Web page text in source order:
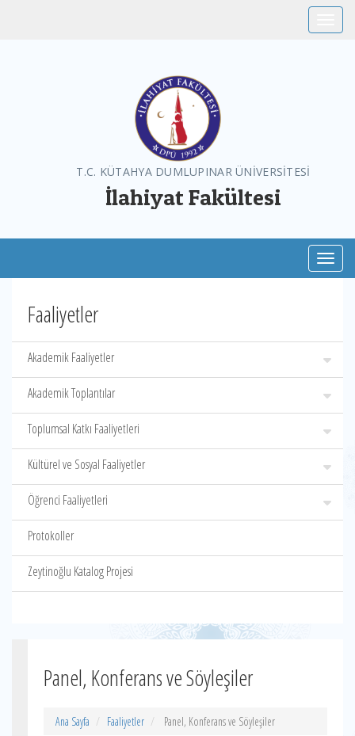
T.C. KÜTAHYA DUMLUPINAR ÜNİVERSİTESİ
İlahiyat Fakültesi
Faaliyetler
Akademik Faaliyetler
Akademik Toplantılar
Toplumsal Katkı Faaliyetleri
Kültürel ve Sosyal Faaliyetler
Öğrenci Faaliyetleri
Protokoller
Zeytinoğlu Katalog Projesi
Panel, Konferans ve Söyleşiler
Ana Sayfa Faaliyetler Panel, Konferans ve Söyleşiler